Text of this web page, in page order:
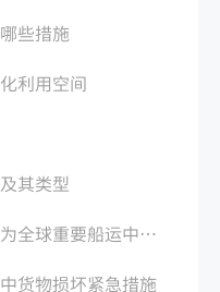
些措施
利用空间
其类型
重要船运中心之一
货物损坏紧急措施